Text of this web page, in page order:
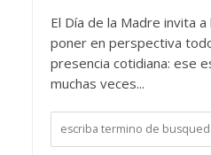
El Día de la Madre invita
poner en perspectiva
presencia cotidiana: ese
muchas veces...